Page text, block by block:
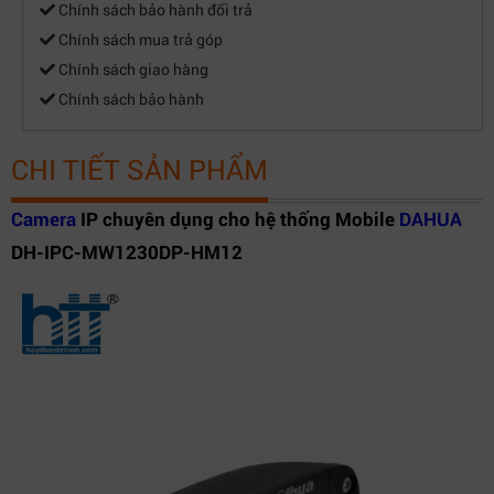
Off / On (4 Zone, Rectangle)
Off / On (4 Zone)
Smart IR
Support
Mirror
Off / On
Privacy
Masking
Off / On (4 Area, Rectangle)
Network
Protocol
Unicast / Multicast
Chính sách bảo hành đổi trả
Chính sách mua trả góp
Chính sách giao hàng
Chính sách bảo hành
CHI TIẾT SẢN PHẨM
Camera IP chuyên dụng cho hệ thống Mobile DAHUA
DH-IPC-MW1230DP-HM12